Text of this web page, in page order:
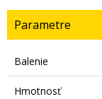
Parametre
Balenie
Hmotnosť